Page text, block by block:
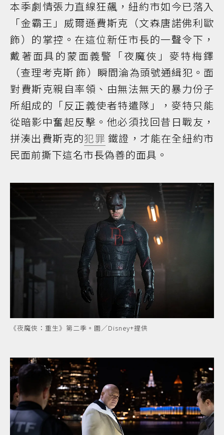
本季劇情張力直線狂飆，紐約市如今已落入
「金霸王」威爾遜費斯克（文森唐諾佛利歐
飾）的掌控。在這位新任市長的一聲令下，
戴著面具的蒙面義警「夜魔俠」麥特梅鐸
（查理考克斯 飾）瞬間淪為頭號通緝犯。面
對費斯克親自率領、由無法無天的暴力份子
所組成的「反正義使者特遣隊」，麥特只能
從暗影中奮起反擊。他必須找回昔日戰友，
拼湊出費斯克的犯罪 鐵證，才能在全紐約市
民面前撕下這名市長偽善的面具。
《夜魔俠：重生》第二季。圖／Disney+提供